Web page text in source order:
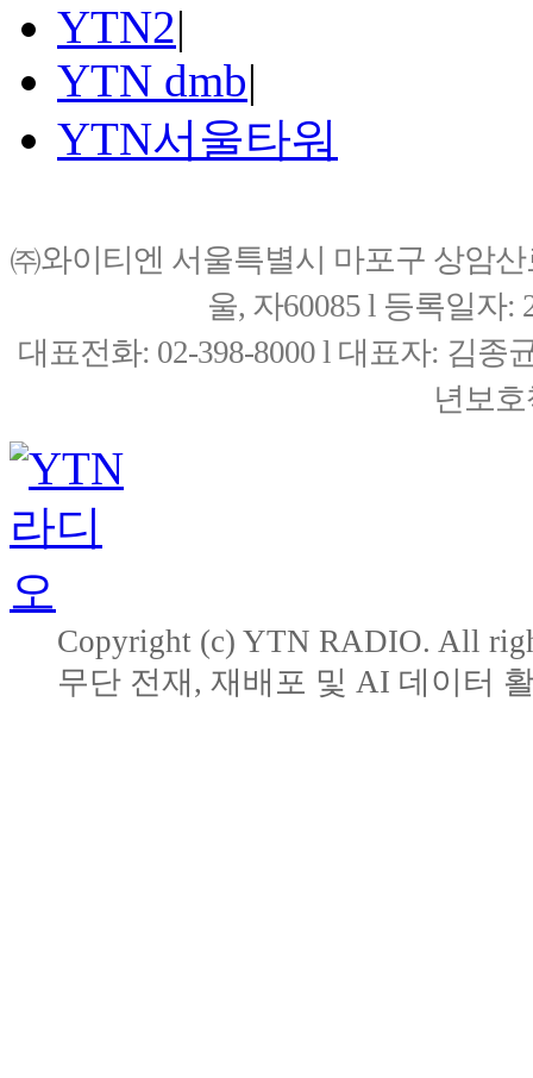
YTN2|
YTN dmb|
YTN서울타워
㈜와이티엔 서울특별시 마포구 상암
울, 자60085 l 등록일자:
대표전화: 02-398-8000 l 대표자: 김종
년보
Copyright (c) YTN RADIO. All
무단 전재, 재배포 및 AI 데이터